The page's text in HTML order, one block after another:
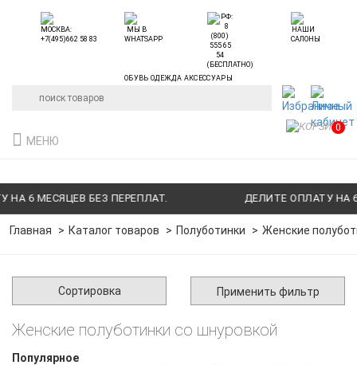
6 МЕСЯЦЕВ БЕЗ ПЕРЕПЛАТ. ДЕЛИТЕ ОПЛАТУ НА 6
ОБУВЬ ОДЕЖДА АКСЕССУАРЫ
МЕНЮ
0
Главная Каталог товаров Полуботинки Женские
Сортировка Применить фильтр
Популярное
Женские полуботинки со шнуровкой